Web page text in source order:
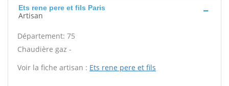
Ets rene pere et fils Paris
Artisan
Département: 75
Chaudière gaz -
Voir la fiche artisan : Ets rene pere et fils